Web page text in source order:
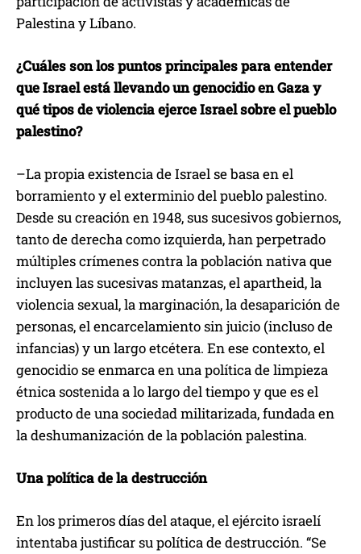
Palestina y Líbano.
¿Cuáles son los puntos principales para entender
que Israel está llevando un genocidio en Gaza y
qué tipos de violencia ejerce Israel sobre el pueblo
palestino?
–La propia existencia de Israel se basa en el
borramiento y el exterminio del pueblo palestino.
Desde su creación en 1948, sus sucesivos gobiernos,
tanto de derecha como izquierda, han perpetrado
múltiples crímenes contra la población nativa que
incluyen las sucesivas matanzas, el apartheid, la
violencia sexual, la marginación, la desaparición de
personas, el encarcelamiento sin juicio (incluso de
infancias) y un largo etcétera. En ese contexto, el
genocidio se enmarca en una política de limpieza
étnica sostenida a lo largo del tiempo y que es el
producto de una sociedad militarizada, fundada en
la deshumanización de la población palestina.
Una política de la destrucción
En los primeros días del ataque, el ejército israelí
intentaba justificar su política de destrucción. “Se